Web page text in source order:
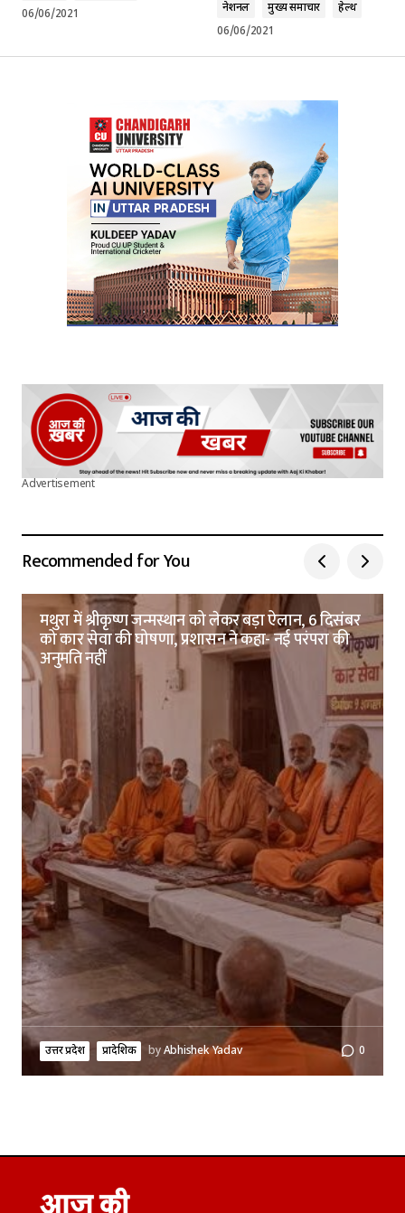
06/06/2021
नेशनल मुख्य समाचार
हेल्थ
06/06/2021
Advertisement
Recommended for You
मथुरा में श्रीकृष्ण जन्मस्थान को लेकर बड़ा ऐलान, 6 दिसंबर
को कार सेवा की घोषणा, प्रशासन ने कहा- नई परंपरा की
अनुमति नहीं
उत्तर प्रदेश प्रादेशिक byAbhishek Yadav 0